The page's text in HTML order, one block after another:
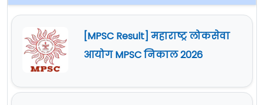
[MPSC Result] महाराष्ट्र लोकसेवा
आयोग MPSC निकाल 2026